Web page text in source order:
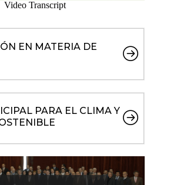
EN MATERIA DE
PARA EL CLIMA Y